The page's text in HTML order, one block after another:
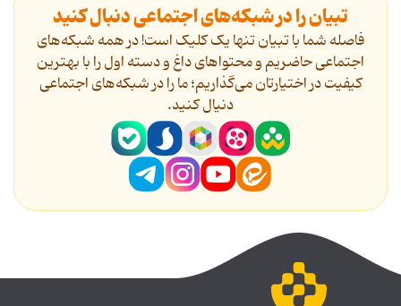
تبیان را در شبکه‌های اجتماعی دنبال کنید
فاصله شما با تبیان تنها یک کلیک است! در همه شبکه‌های
اجتماعی حاضریم و محتواهای داغ و دسته اول را با بهترین
کیفیت در اختیارتان می‌گذاریم؛ ما را در شبکه‌های اجتماعی
دنیال کنید.